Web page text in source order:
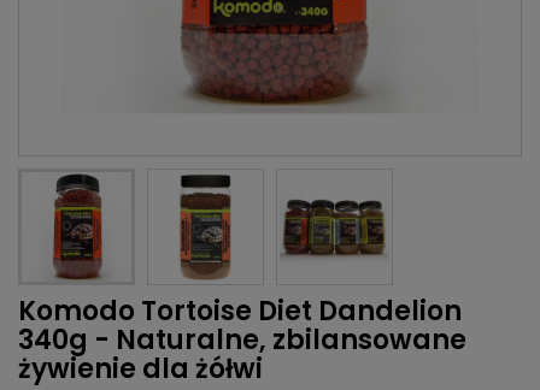
Komodo Tortoise Diet Dandelion
340g - Naturalne, zbilansowane
żywienie dla żółwi